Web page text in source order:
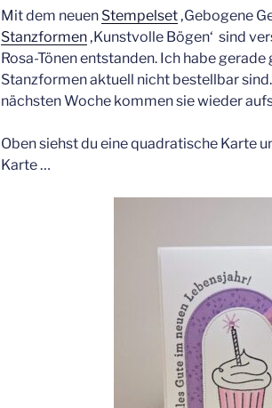
Mit dem neuen Stempelset ‚Gebogene
Stanzformen ‚Kunstvolle Bögen‘ sind
Rosa-Tönen entstanden. Ich habe gerade
Stanzformen aktuell nicht bestellbar
nächsten Woche kommen sie wieder
Oben siehst du eine quadratische Karte
Karte …